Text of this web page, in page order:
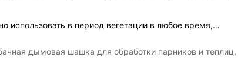
использовать в период вегетации в любое время,…
дымовая шашка для обработки парников и теплиц,